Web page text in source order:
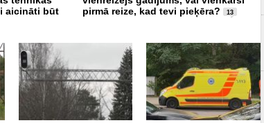
aicināti būt
pirmā reize, kad tevi pieķēra?
13